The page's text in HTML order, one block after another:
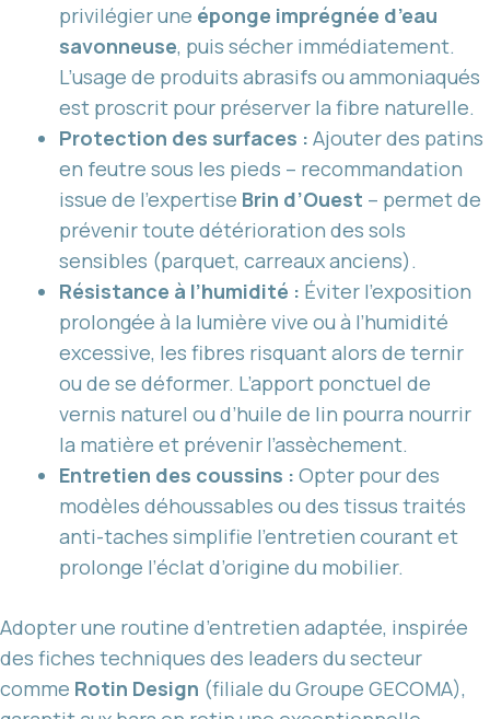
privilégier une éponge imprégnée d’eau
savonneuse, puis sécher immédiatement.
L’usage de produits abrasifs ou ammoniaqués
est proscrit pour préserver la fibre naturelle.
Protection des surfaces : Ajouter des patins
en feutre sous les pieds – recommandation
issue de l’expertise Brin d’Ouest – permet de
prévenir toute détérioration des sols
sensibles (parquet, carreaux anciens).
Résistance à l’humidité : Éviter l’exposition
prolongée à la lumière vive ou à l’humidité
excessive, les fibres risquant alors de ternir
ou de se déformer. L’apport ponctuel de
vernis naturel ou d’huile de lin pourra nourrir
la matière et prévenir l’assèchement.
Entretien des coussins : Opter pour des
modèles déhoussables ou des tissus traités
anti-taches simplifie l’entretien courant et
prolonge l’éclat d’origine du mobilier.
Adopter une routine d’entretien adaptée, inspirée
des fiches techniques des leaders du secteur
comme Rotin Design (filiale du Groupe GECOMA),